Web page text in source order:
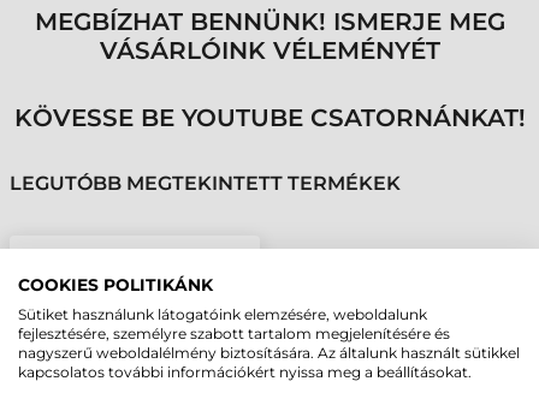
MEGBÍZHAT BENNÜNK! ISMERJE MEG
VÁSÁRLÓINK VÉLEMÉNYÉT
KÖVESSE BE YOUTUBE CSATORNÁNKAT!
LEGUTÓBB MEGTEKINTETT TERMÉKEK
USB, SPIRÁL, 2,8M
COOKIES POLITIKÁNK
Sütiket használunk látogatóink elemzésére, weboldalunk
fejlesztésére, személyre szabott tartalom megjelenítésére és
nagyszerű weboldalélmény biztosítására. Az általunk használt sütikkel
kapcsolatos további információkért nyissa meg a beállításokat.